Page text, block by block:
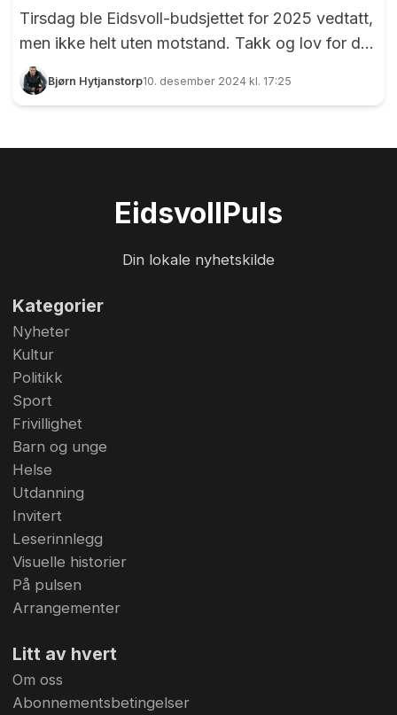
Tirsdag ble Eidsvoll-budsjettet for 2025 vedtatt,
men ikke helt uten motstand. Takk og lov for det
vil vi si, for vi heier på alle som vil si sin mening –
i hvert fall så lenge man holder seg til saken. Det
som fikk det til å knake i fortøyningene til
kommunestyremøte var det en...
Bjørn Hytjanstorp10. desember 2024 kl. 17:25
EidsvollPuls
Din lokale nyhetskilde
Kategorier
Nyheter
Kultur
Politikk
Sport
Frivillighet
Barn og unge
Helse
Utdanning
Invitert
Leserinnlegg
Visuelle historier
På pulsen
Arrangementer
Litt av hvert
Om oss
Abonnementsbetingelser